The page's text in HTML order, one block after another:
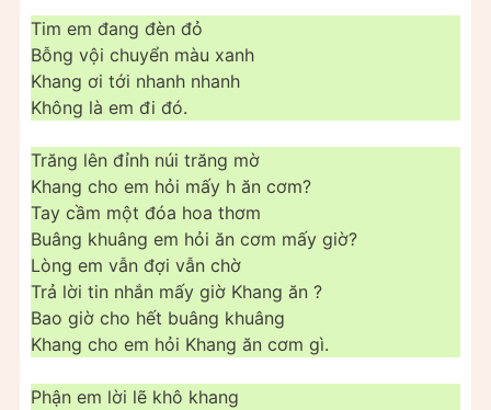
Tim em đang đèn đỏ
Bỗng vội chuyển màu xanh
Khang ơi tới nhanh nhanh
Không là em đi đó.
Trăng lên đỉnh núi trăng mờ
Khang cho em hỏi mấy h ăn cơm?
Tay cầm một đóa hoa thơm
Buâng khuâng em hỏi ăn cơm mấy giờ?
Lòng em vẫn đợi vẫn chờ
Trả lời tin nhắn mấy giờ Khang ăn ?
Bao giờ cho hết buâng khuâng
Khang cho em hỏi Khang ăn cơm gì.
Phận em lời lẽ khô khang